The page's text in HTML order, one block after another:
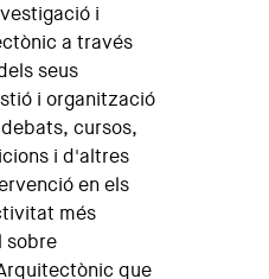
i
a través
seus
i organització
cursos,
i d'altres
en els
més
sobre
que